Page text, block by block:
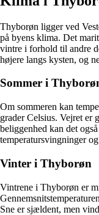
Thyborøn ligger ved
på byens klima. Det
vintre i forhold til andre
højere langs kysten, og
Sommer i
Om sommeren kan
grader Celsius. Vejret er
beliggenhed kan det
temperatursvingninger
Vinter i Thyborøn
Vintrene i Thyborøn er
Sne er sjældent, men